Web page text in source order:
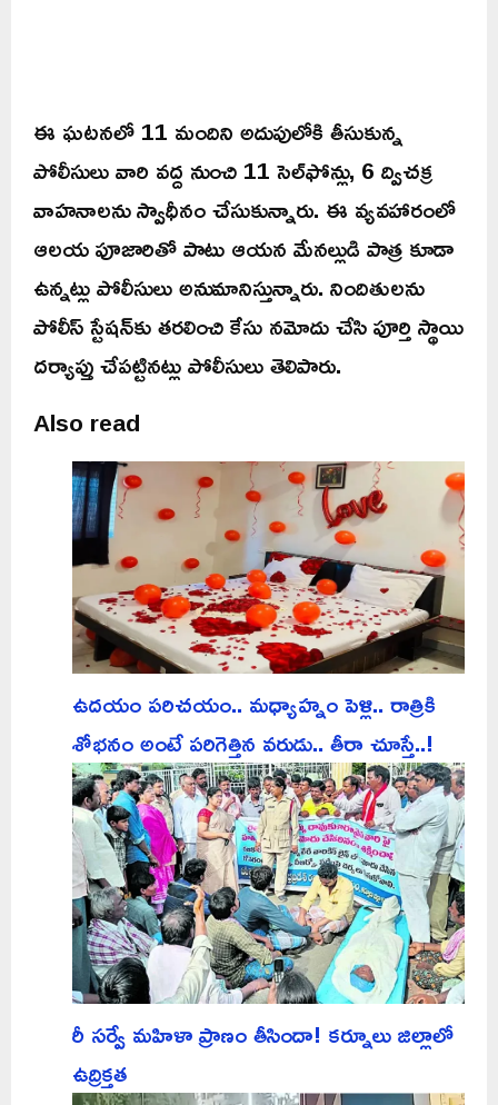
ఈ ఘటనలో 11 మందిని అదుపులోకి తీసుకున్న
పోలీసులు వారి వద్ద నుంచి 11 సెల్‌ఫోన్లు, 6 ద్విచక్ర
వాహనాలను స్వాధీనం చేసుకున్నారు. ఈ వ్యవహారంలో
ఆలయ పూజారితో పాటు ఆయన మేనల్లుడి పాత్ర కూడా
ఉన్నట్లు పోలీసులు అనుమానిస్తున్నారు. నిందితులను
పోలీస్ స్టేషన్‌కు తరలించి కేసు నమోదు చేసి పూర్తి స్థాయి
దర్యాప్తు చేపట్టినట్లు పోలీసులు తెలిపారు.
Also read
ఉదయం పరిచయం.. మధ్యాహ్నం పెళ్లి.. రాత్రికి
శోభనం అంటే పరిగెత్తిన వరుడు.. తీరా చూస్తే..!
రీ సర్వే మహిళా ప్రాణం తీసిందా! కర్నూలు జిల్లాలో
ఉద్రిక్తత